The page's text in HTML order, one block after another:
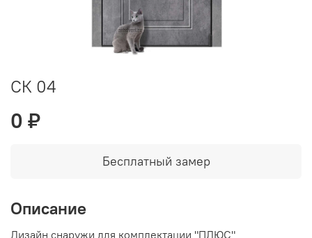
СК 04
0 ₽
Бесплатный замер
Описание
Дизайн снаружи для комплектации "ПЛЮС"